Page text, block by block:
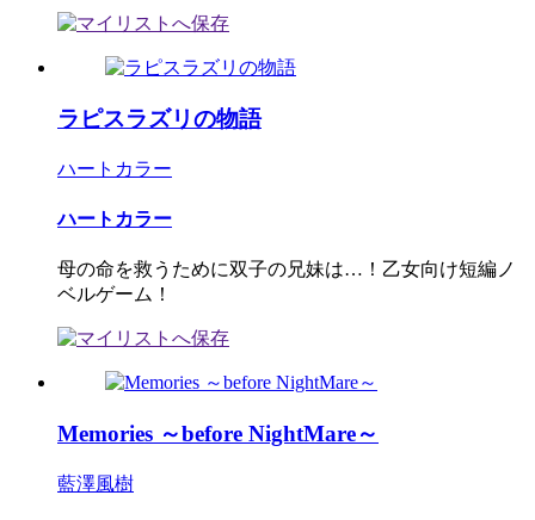
ラピスラズリの物語
ハートカラー
ハートカラー
母の命を救うために双子の兄妹は…！乙女向け短編ノ
ベルゲーム！
Memories ～before NightMare～
藍澤風樹